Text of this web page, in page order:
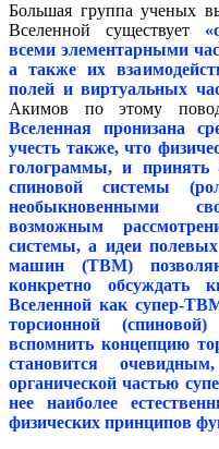
Большая группа ученых
Вселенной существует
всеми элементарными
а также их
полей и виртуальных
Акимов по этому
Вселенная пронизана
учесть также, что
голограммы, и принять
спиновой системы
необыкновенными
возможным
системы, а идеи
машин (ТВМ)
конкретно обсуждать
Вселенной как супер-
торсионной
вспомнить концепцию
становится
органической частью
нее наиболее
физических принципов